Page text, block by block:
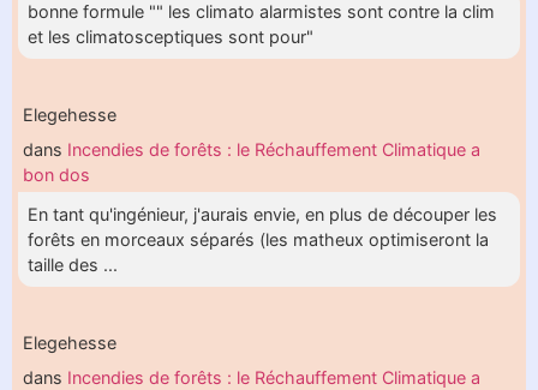
bonne formule "" les climato alarmistes sont contre la clim
et les climatosceptiques sont pour"
Elegehesse
dans Incendies de forêts : le Réchauffement Climatique a
bon dos
En tant qu'ingénieur, j'aurais envie, en plus de découper les
forêts en morceaux séparés (les matheux optimiseront la
taille des ...
Elegehesse
dans Incendies de forêts : le Réchauffement Climatique a